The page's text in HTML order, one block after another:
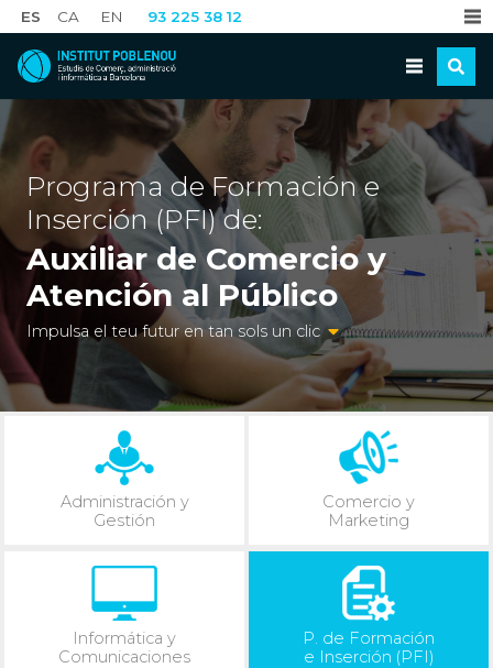
CA EN
ES 93 225 38 12
Programa de Formación e
Inserción (PFI) de:
Auxiliar de Comercio y
Atención al Público
Impulsa el teu futur en tan sols un clic
Administración y
Gestión
Comercio y
Marketing
Informática y
Comunicaciones
P. de Formación
e Inserción (PFI)